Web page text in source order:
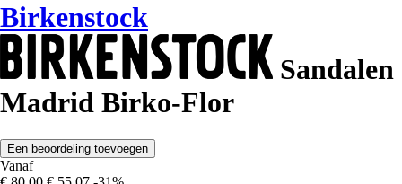
Birkenstock
Sandalen
Madrid Birko-Flor
Een beoordeling toevoegen
Vanaf